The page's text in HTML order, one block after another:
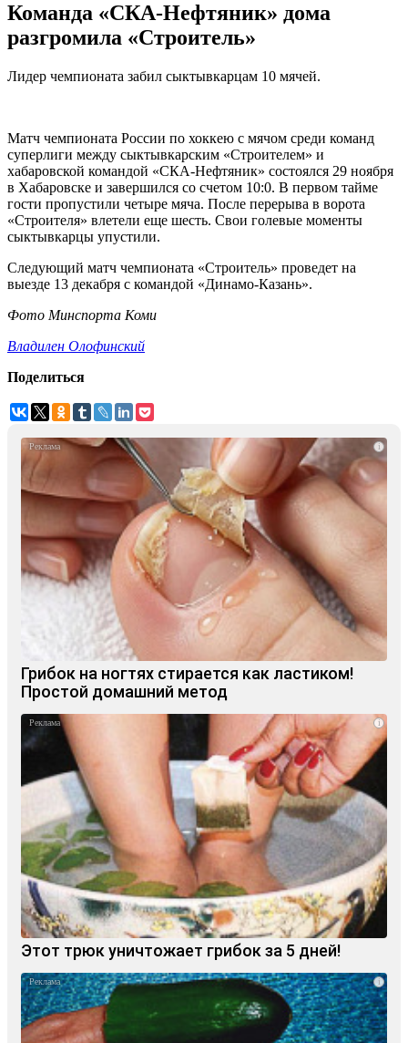
Команда «СКА-Нефтяник» дома
разгромила «Строитель»
Лидер чемпионата забил сыктывкарцам 10 мячей.
Матч чемпионата России по хоккею с мячом среди команд
суперлиги между сыктывкарским «Строителем» и
хабаровской командой «СКА-Нефтяник» состоялся 29 ноября
в Хабаровске и завершился со счетом 10:0. В первом тайме
гости пропустили четыре мяча. После перерыва в ворота
«Строителя» влетели еще шесть. Свои голевые моменты
сыктывкарцы упустили.
Следующий матч чемпионата «Строитель» проведет на
выезде 13 декабря с командой «Динамо-Казань».
Фото Минспорта Коми
Владилен Олофинский
Поделиться
i
Грибок на ногтях стирается как ластиком!
Простой домашний метод
i
Этот трюк уничтожает грибок за 5 дней!
i